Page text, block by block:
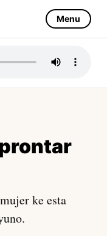
Menu
ke esta